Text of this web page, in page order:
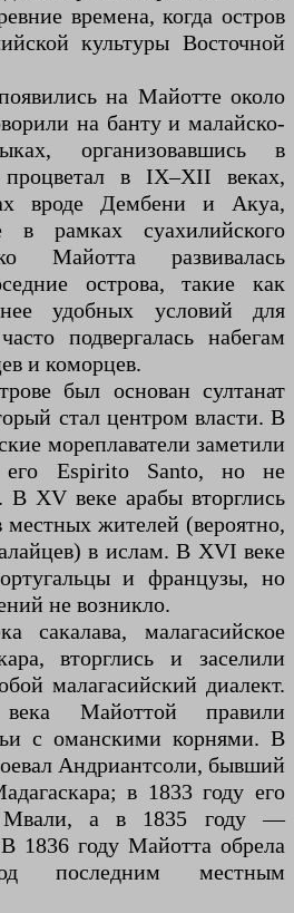
времена, когда остров
культуры Восточной
на Майотте около
на банту и малайско-
организовавшись в
процветал в IX–XII веках,
вроде Дембени и Акуа,
в рамках суахилийского
Майотта развивалась
острова, такие как
удобных условий для
подвергалась набегам
и коморцев.
был основан султанат
стал центром власти. В
мореплаватели заметили
его Espirito Santo, но не
В XV веке арабы вторглись
местных жителей (вероятно,
в ислам. В XVI веке
и французы, но
не возникло.
малагасийское
вторглись и заселили
малагасийский диалект.
Майоттой правили
с оманскими корнями. В
Андриантсоли, бывший
в 1833 году его
Мвали, а в 1835 году —
1836 году Майотта обрела
последним местным